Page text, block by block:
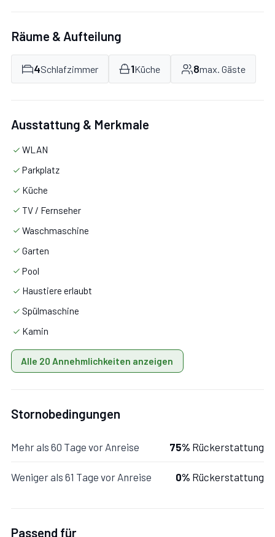
Räume & Aufteilung
4Schlafzimmer 1Küche 8max. Gäste
Ausstattung & Merkmale
WLAN
Parkplatz
Küche
TV / Fernseher
Waschmaschine
Garten
Pool
Haustiere erlaubt
Spülmaschine
Kamin
Alle 20 Annehmlichkeiten anzeigen
Stornobedingungen
Mehr als 60 Tage vor Anreise 75% Rückerstattung
Weniger als 61 Tage vor Anreise 0% Rückerstattung
Passend für